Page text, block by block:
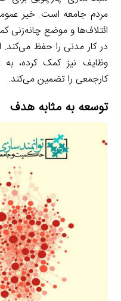
مردم جامعه است. خیر
ائتلاف‌ها و موضع چانه‌زنی
در کار مدنی را حفظ
وظایف نیز کمک کرده، به
کارجمعی را تضمین می‌کند.
توسعه به مثابه هدف